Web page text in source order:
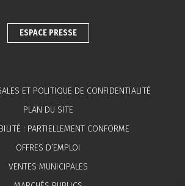
ESPACE PRESSE
ET POLITIQUE DE CONFIDENTIALITÉ
PLAN DU SITE
: PARTIELLEMENT CONFORME
OFFRES D’EMPLOI
VENTES MUNICIPALES